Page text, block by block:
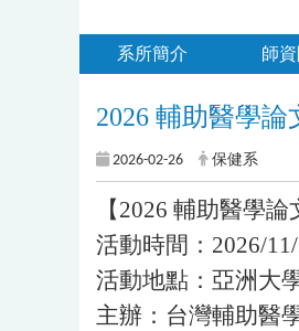
系所簡介 師
2026 輔助醫學
2026-02-26 保健系
【2026 輔助醫學
活動時間：2026/11/
活動地點：亞洲大
主辦：台灣輔助醫